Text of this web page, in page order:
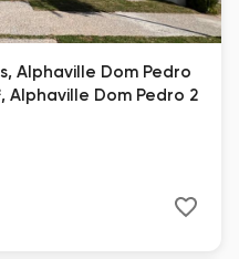
Alphaville Dom Pedro
Alphaville Dom Pedro 2